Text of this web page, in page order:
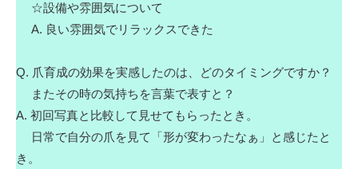
☆設備や雰囲気について
A. 良い雰囲気でリラックスできた
Q. 爪育成の効果を実感したのは、どのタイミングですか？
またその時の気持ちを言葉で表すと？
A. 初回写真と比較して見せてもらったとき。
日常で自分の爪を見て「形が変わったなぁ」と感じたと
き。